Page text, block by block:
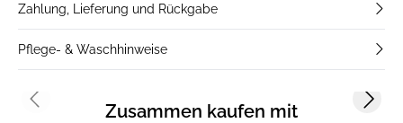
Zahlung, Lieferung und Rückgabe
Pflege- & Waschhinweise
Zusammen kaufen mit
Previous slide Next